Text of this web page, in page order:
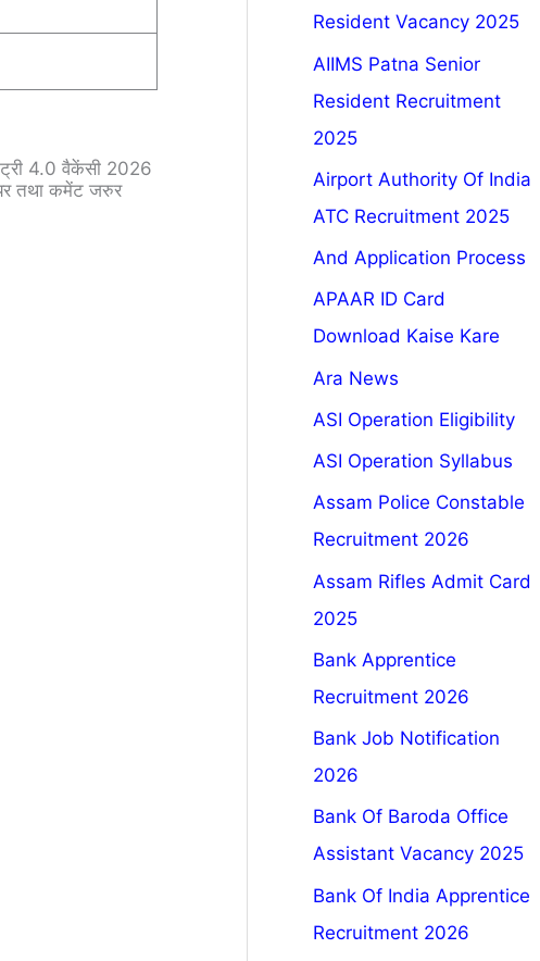
ट्री 4.0 वैकेंसी 2026
तथा कमेंट जरुर
Resident Vacancy 2025
AIIMS Patna Senior
Resident Recruitment
2025
Airport Authority Of India
ATC Recruitment 2025
And Application Process
APAAR ID Card
Download Kaise Kare
Ara News
ASI Operation Eligibility
ASI Operation Syllabus
Assam Police Constable
Recruitment 2026
Assam Rifles Admit Card
2025
Bank Apprentice
Recruitment 2026
Bank Job Notification
2026
Bank Of Baroda Office
Assistant Vacancy 2025
Bank Of India Apprentice
Recruitment 2026